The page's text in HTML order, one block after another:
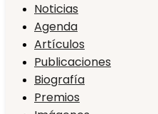
Noticias
Agenda
Artículos
Publicaciones
Biografía
Premios